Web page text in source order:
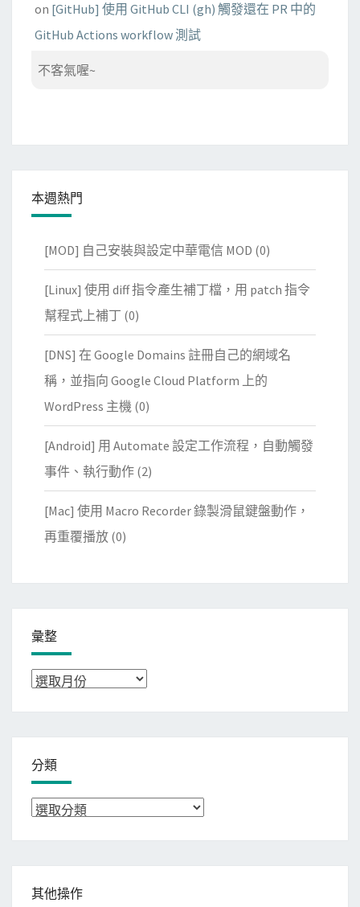
on [GitHub] 使用 GitHub CLI (gh) 觸發還在 PR 中的
GitHub Actions workflow 測試
不客氣喔~
本週熱門
[MOD] 自己安裝與設定中華電信 MOD (0)
[Linux] 使用 diff 指令產生補丁檔，用 patch 指令
幫程式上補丁 (0)
[DNS] 在 Google Domains 註冊自己的網域名
稱，並指向 Google Cloud Platform 上的
WordPress 主機 (0)
[Android] 用 Automate 設定工作流程，自動觸發
事件、執行動作 (2)
[Mac] 使用 Macro Recorder 錄製滑鼠鍵盤動作，
再重覆播放 (0)
彙整
彙
分類
分
其他操作